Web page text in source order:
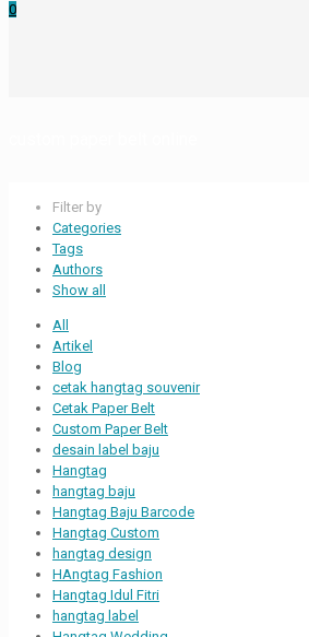
0
Filter by
Categories
Tags
Authors
Show all
All
Artikel
Blog
cetak hangtag souvenir
Cetak Paper Belt
Custom Paper Belt
desain label baju
Hangtag
hangtag baju
Hangtag Baju Barcode
Hangtag Custom
hangtag design
HAngtag Fashion
Hangtag Idul Fitri
hangtag label